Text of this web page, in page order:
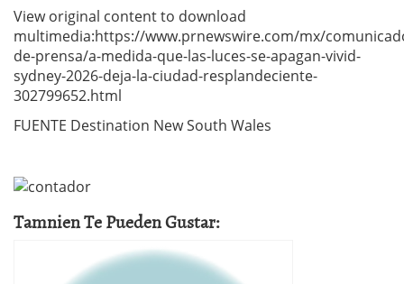
View original content to download
multimedia:https://www.prnewswire.com/mx/
de-prensa/a-medida-que-las-luces-se-apagan-vivid-
sydney-2026-deja-la-ciudad-resplandeciente-
302799652.html
FUENTE Destination New South Wales
Tamnien Te Pueden Gustar: